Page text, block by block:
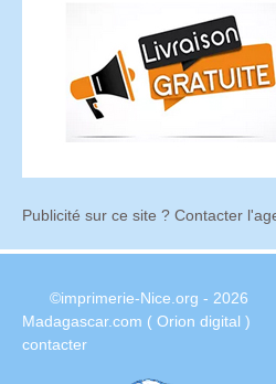
Publicité sur ce site ? Contacter
©imprimerie-Nice.org - 2026
Madagascar.com ( Orion digital )
contacter